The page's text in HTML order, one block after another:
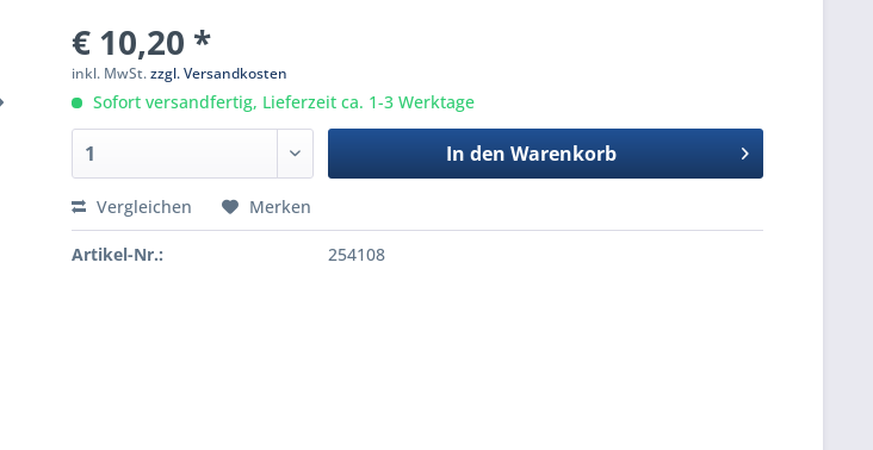
€ 10,20 *
inkl. MwSt.zzgl. Versandkosten
Sofort versandfertig, Lieferzeit ca. 1-3 Werktage
In den Warenkorb
Vergleichen Merken
Artikel-Nr.: 254108